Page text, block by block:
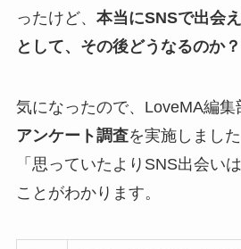
ったけど、 本当にSNSで出会
として、その後どうなるのか？
気になったので、LoveMA編集
アンケート調査を実施しまし
「思っていたよりSNS出会い
ことがわかります。